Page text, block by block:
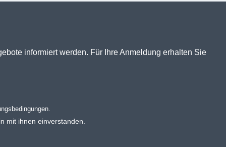
informiert werden. Für Ihre Anmeldung erhalten Sie
.
mit ihnen einverstanden.